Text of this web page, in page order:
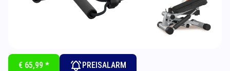
€ 65,99 * PREISALARM